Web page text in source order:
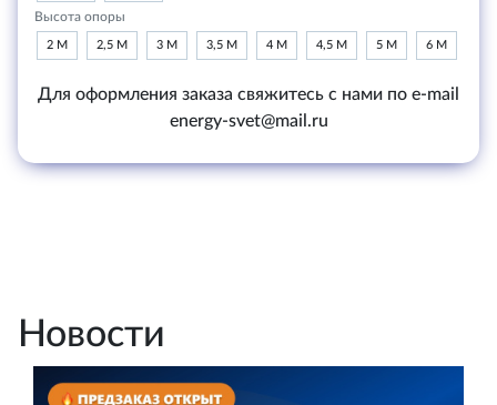
Высота опоры
2 М 2,5 М 3 М 3,5 М 4 М 4,5 М 5 М 6 М
Для оформления заказа свяжитесь с нами по e-mail
energy-svet@mail.ru
Новости